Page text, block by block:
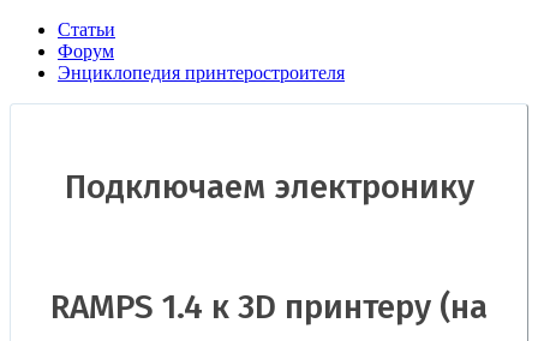
Статьи
Форум
Энциклопедия принтеростроителя
Подключаем электронику
RAMPS 1.4 к 3D принтеру (на